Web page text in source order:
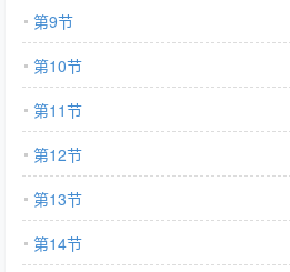
第9节
第10节
第11节
第12节
第13节
第14节